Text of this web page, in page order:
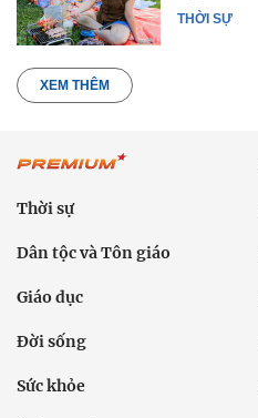
THỜI SỰ
XEM THÊM
Thời sự
Dân tộc và Tôn giáo
Giáo dục
Đời sống
Sức khỏe